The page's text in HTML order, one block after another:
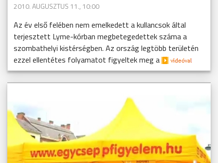
2010. AUGUSZTUS 11., 10:00
Az év első felében nem emelkedett a kullancsok által
terjesztett Lyme-kórban megbetegedettek száma a
szombathelyi kistérségben. Az ország legtöbb területén
ezzel ellentétes folyamatot figyeltek meg a